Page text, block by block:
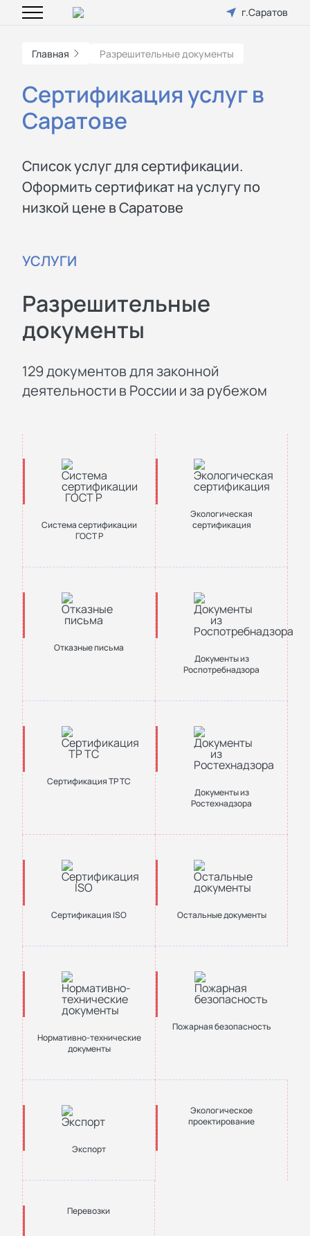
г.Саратов
Главная Разрешительные документы
Сертификация услуг в
Саратове
Список услуг для сертификации.
Оформить сертификат на услугу по
низкой цене в Саратове
УСЛУГИ
Разрешительные
документы
129 документов для законной
деятельности в России и за рубежом
Система сертификации
ГОСТ Р
Экологическая
сертификация
Отказные письма
Документы из
Роспотребнадзора
Сертификация ТР ТС
Документы из
Ростехнадзора
Сертификация ISO Остальные документы
Нормативно-технические
документы
Пожарная безопасность
Экспорт
Экологическое
проектирование
Перевозки